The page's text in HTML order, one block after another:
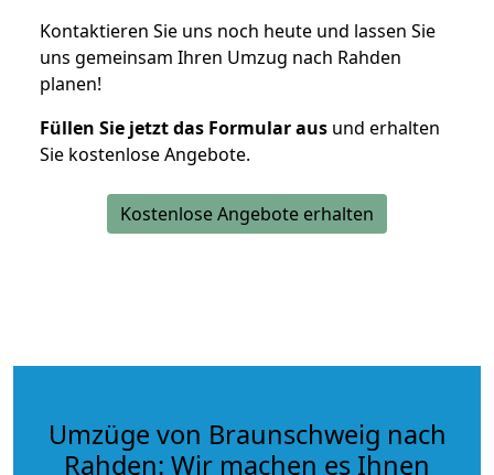
Kontaktieren Sie uns noch heute und lassen Sie
uns gemeinsam Ihren Umzug nach Rahden
planen!
Füllen Sie jetzt das Formular aus und erhalten
Sie kostenlose Angebote.
Kostenlose Angebote erhalten
Umzüge von Braunschweig nach
Rahden: Wir machen es Ihnen